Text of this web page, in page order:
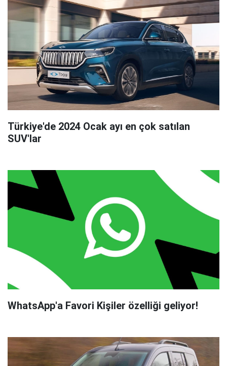
Türkiye'de 2024 Ocak ayı en çok satılan
SUV'lar
WhatsApp'a Favori Kişiler özelliği geliyor!